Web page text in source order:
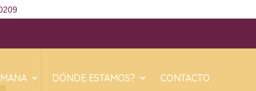
DÓNDE ESTAMOS? CONTACTO